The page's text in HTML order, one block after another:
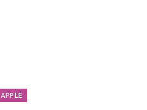
APPLE